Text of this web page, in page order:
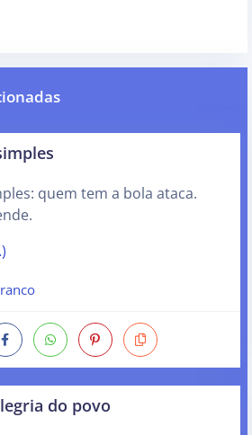
quem tem a bola ataca.
do povo